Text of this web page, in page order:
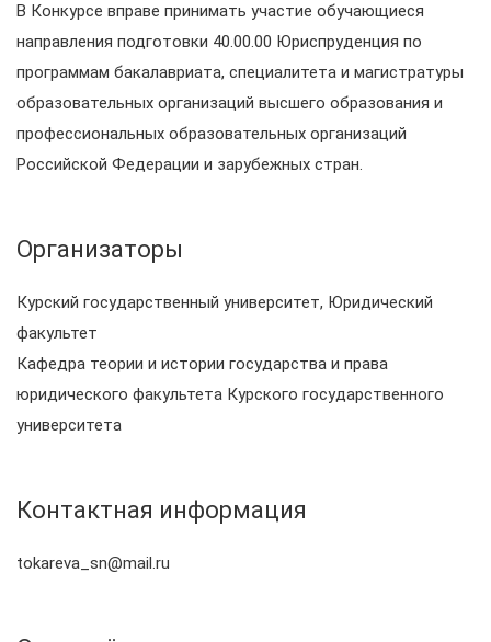
В Конкурсе вправе принимать участие обучающиеся
направления подготовки 40.00.00 Юриспруденция по
программам бакалавриата, специалитета и магистратуры
образовательных организаций высшего образования и
профессиональных образовательных организаций
Российской Федерации и зарубежных стран.
Организаторы
Курский государственный университет, Юридический
факультет
Кафедра теории и истории государства и права
юридического факультета Курского государственного
университета
Контактная информация
tokareva_sn@mail.ru